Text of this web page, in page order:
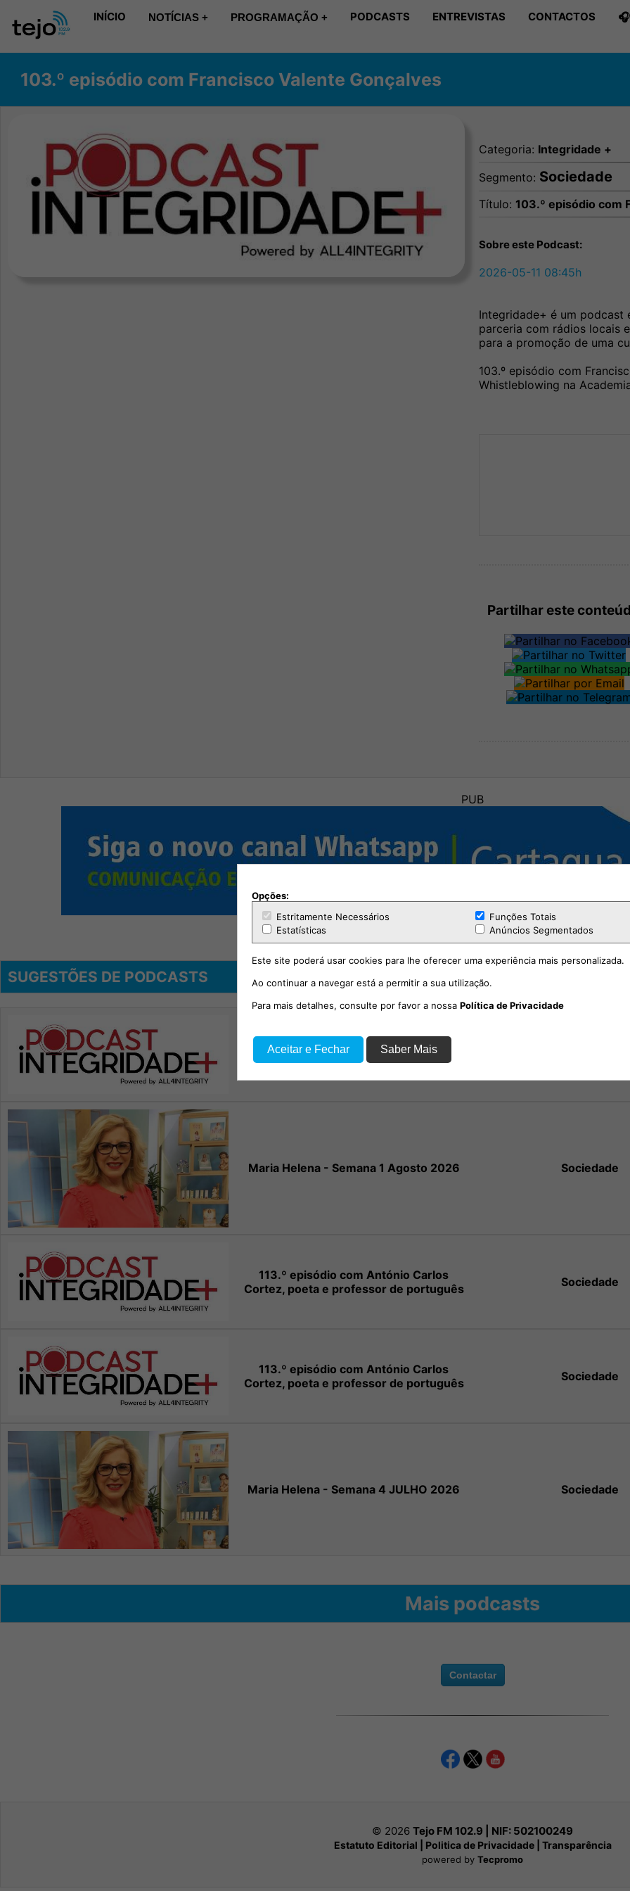
INÍCIO NOTÍCIAS + PROGRAMAÇÃO + PODCASTS ENTREVISTAS CONTACTOS
103.º episódio com Francisco Valente Gonçalves
Categoria: Integridade +
Segmento: Sociedade
Título: 103.º episódio com
Sobre este Podcast:
2026-05-11 08:45h
Integridade+ é um podcast
parceria com rádios locais
para a promoção de uma
103.º episódio com
Whistleblowing na
Partilhar este
PUB
SUGESTÕES DE PODCASTS
114.º episódio com o social-democrata,
Miguel Poiares Maduro.
Maria Helena - Semana 1 Agosto 2026 Sociedade
113.º episódio com António Carlos
Cortez, poeta e professor de português
Sociedade
113.º episódio com António Carlos
Cortez, poeta e professor de português
Sociedade
Maria Helena - Semana 4 JULHO 2026 Sociedade
Mais podcasts
Contactar
© 2026 Tejo FM 102.9 | NIF: 502100249
Estatuto Editorial Politica de Privacidade| Transparência
powered by Tecpromo
Opções:
Estritamente Necessários
Funções Totais
Estatísticas
Anúncios Segmentados
Este site poderá usar cookies para lhe oferecer uma experiência mais personalizada.
Ao continuar a navegar está a permitir a sua utilização.
Para mais detalhes, consulte por favor a nossa Política de Privacidade
Aceitar e Fechar Saber Mais